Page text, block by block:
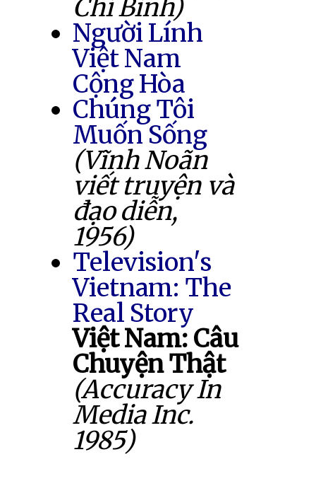
Chí Bình)
Người Lính
Việt Nam
Cộng Hòa
Chúng Tôi
Muốn Sống
(Vĩnh Noãn
viết truyện và
đạo diễn,
1956)
Television's
Vietnam: The
Real Story
Việt Nam: Câu
Chuyện Thật
(Accuracy In
Media Inc.
1985)